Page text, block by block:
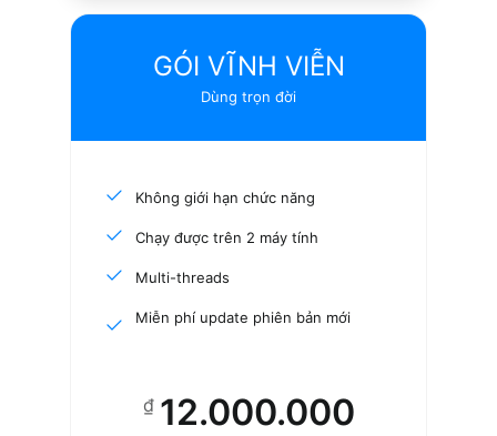
GÓI VĨNH VIỄN
Dùng trọn đời
Không giới hạn chức năng
Chạy được trên 2 máy tính
Multi-threads
Miễn phí update phiên bản mới
₫ 12.000.000